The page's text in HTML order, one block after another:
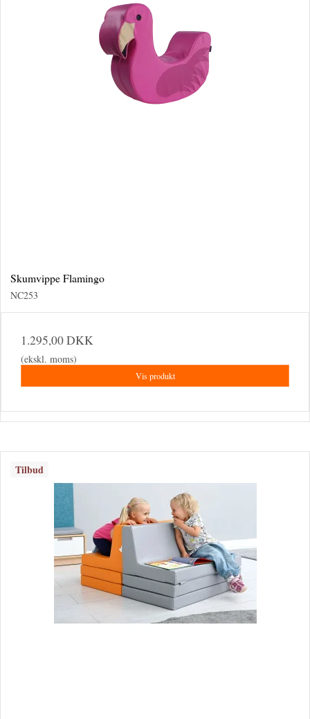
Skumvippe Flamingo
NC253
1.295,00 DKK
(ekskl. moms)
Vis produkt
Tilbud